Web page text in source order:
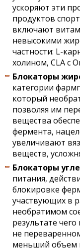
ускоряют эти
продуктов
включают
невысокими
частности: L-
холином, CLA с
Блокаторы
категории
который
позволяя им
вещества
фермента,
увеличивают
веществ,
Блокаторы
питания,
блокировке
участвующих в
необратимом
результате
не
меньший объем